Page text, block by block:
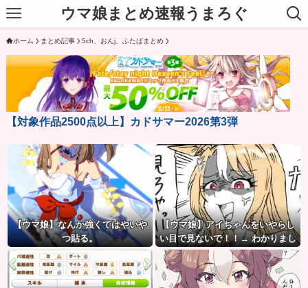
ウマ娘まとめ速報うまろぐ
ホーム まとめ記事 5ch、おんj、ふたばまとめ
【対象作品2500点以上】カドサマー2026第3弾
【ウマ娘】なんか強くてはやいや
つ貼る。
【ウマ娘】アイちゃんをいやらし
い目で見ないで！！→ わかりまし
た…